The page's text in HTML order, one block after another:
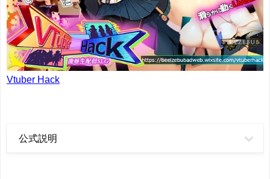
Vtuber Hack
公式説明